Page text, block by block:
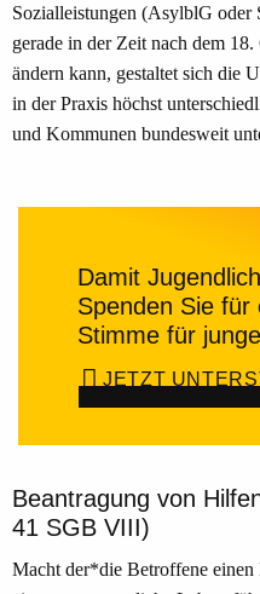
Sozialleistungen (AsylblG
gerade in der Zeit nach dem
ändern kann, gestaltet sich die
in der Praxis höchst
und Kommunen bundesweit
Damit
Spenden Sie für
Stimme für
JETZT
Beantragung von
41 SGB VIII)
Macht der*die Betroffene